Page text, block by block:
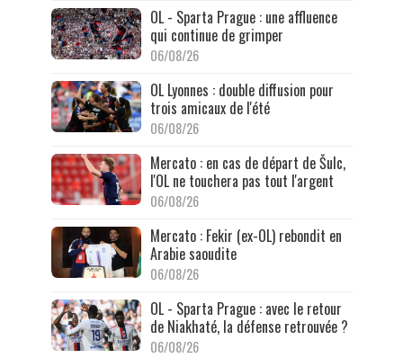
OL - Sparta Prague : une affluence
qui continue de grimper
06/08/26
OL Lyonnes : double diffusion pour
trois amicaux de l'été
06/08/26
Mercato : en cas de départ de Šulc,
l'OL ne touchera pas tout l'argent
06/08/26
Mercato : Fekir (ex-OL) rebondit en
Arabie saoudite
06/08/26
OL - Sparta Prague : avec le retour
de Niakhaté, la défense retrouvée ?
06/08/26